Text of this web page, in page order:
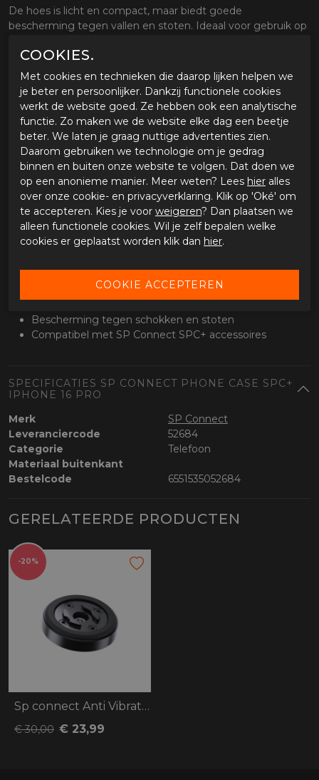
De hoes is licht en compact, maar biedt goede
bescherming tegen vallen en stoten. Ideaal voor gebruik op
Dankzij het SPC+ systeem klik je je telefoon eenvoudig vast
op alle SP Connect mounts. Stevig en betrouwbaar, ook bij
hogere snelheden.
Perfect voor onderweg
Geschikt voor navigatie, bellen en muziek tijdens het rijden.
Je telefoon blijft goed zichtbaar en stevig op zijn plek.
Klaar voor uitbreiding
Compatibel met SPC+ accessoires zoals mounts, vibration
dampeners en draadloze opladers.
SPC+ bevestigingssysteem
Bescherming tegen schokken en stoten
Compatibel met SP Connect SPC+ accessoires
SPECIFICATIES SP CONNECT PHONE CASE SPC+
IPHONE 16 PRO
Merk
SP Connect
Leveranciercode
52684
Categorie
Telefoon
Materiaal buitenkant
Bestelcode
6551535052684
GERELATEERDE PRODUCTEN
-20%
Sp connect Anti Vibration Module SPC+
€ 30,00 € 23,99
COOKIES.
Met cookies en technieken die daarop lijken helpen we
je beter en persoonlijker. Dankzij functionele cookies
werkt de website goed. Ze hebben ook een analytische
functie. Zo maken we de website elke dag een beetje
beter. We laten je graag nuttige advertenties zien.
Daarom gebruiken we technologie om je gedrag
binnen en buiten onze website te volgen. Dat doen we
op een anonieme manier. Meer weten? Lees hier alles
over onze cookie- en privacyverklaring. Klik op 'Oké' om
te accepteren. Kies je voor weigeren? Dan plaatsen we
alleen functionele cookies. Wil je zelf bepalen welke
cookies er geplaatst worden klik dan hier.